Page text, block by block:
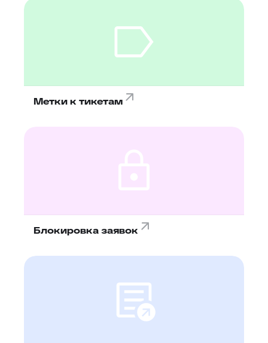
Метки к тикетам
Блокировка заявок